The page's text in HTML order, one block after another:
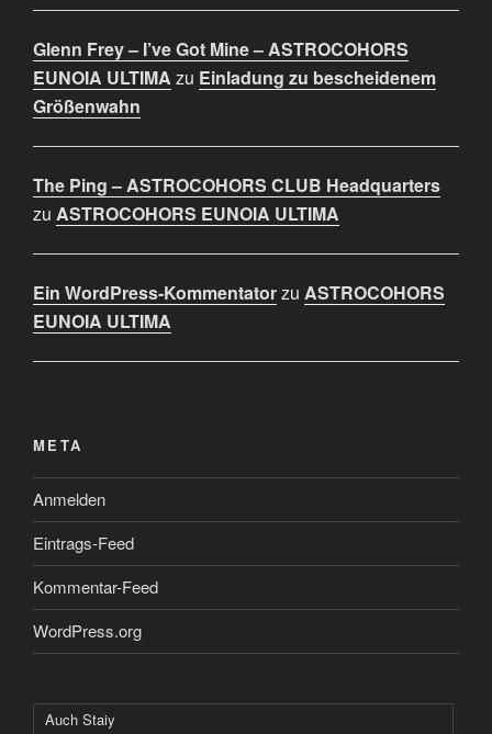
Glenn Frey – I’ve Got Mine – ASTROCOHORS
EUNOIA ULTIMA zu Einladung zu bescheidenem
Größenwahn
The Ping – ASTROCOHORS CLUB Headquarters
zu ASTROCOHORS EUNOIA ULTIMA
Ein WordPress-Kommentatorzu ASTROCOHORS
EUNOIA ULTIMA
META
Anmelden
Eintrags-Feed
Kommentar-Feed
WordPress.org
Auch Staiy